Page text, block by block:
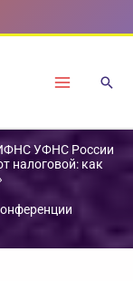
ИФНС УФНС России
налоговой: как